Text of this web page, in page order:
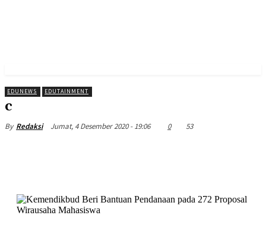
EDUNEWS EDUTAINMENT
c
By Redaksi Jumat, 4 Desember 2020 - 19:06 0 53